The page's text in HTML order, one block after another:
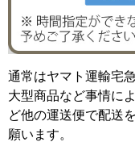
通常はヤマト運輸宅
大型商品など事情に
ど他の運送便で配送
願います。